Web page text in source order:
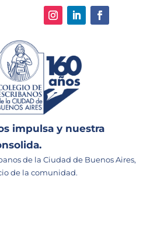
impulsa y nuestra
de la Ciudad de Buenos Aires,
de la comunidad.